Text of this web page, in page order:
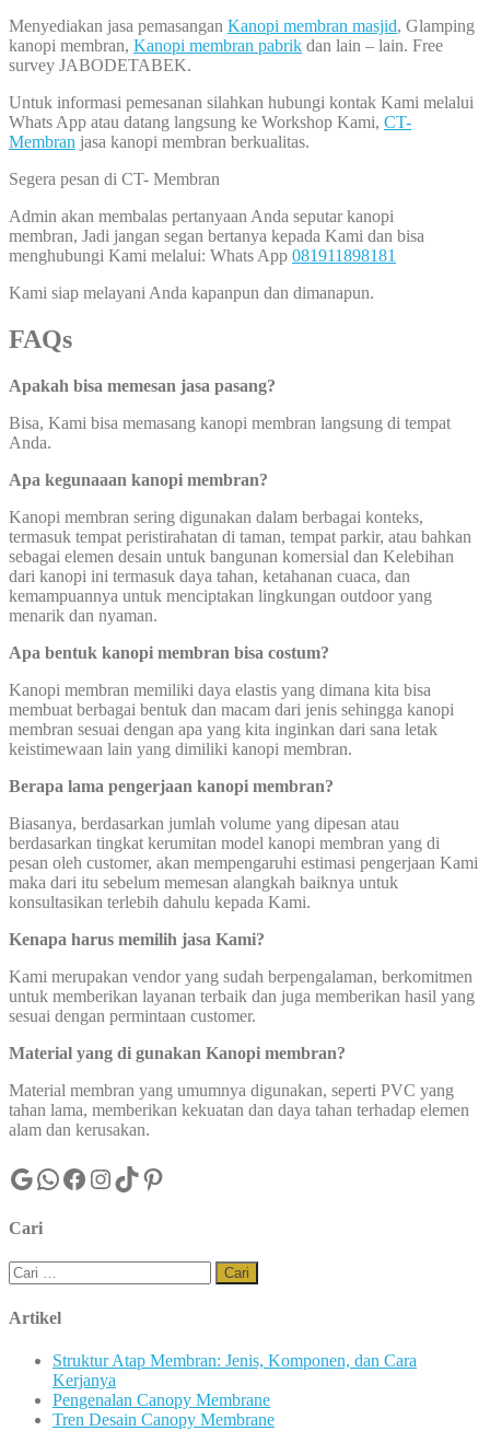
Menyediakan jasa pemasangan Kanopi membran masjid, Glamping
kanopi membran, Kanopi membran pabrik dan lain – lain. Free
survey JABODETABEK.
Untuk informasi pemesanan silahkan hubungi kontak Kami melalui
Whats App atau datang langsung ke Workshop Kami, CT-
Membran jasa kanopi membran berkualitas.
Segera pesan di CT- Membran
Admin akan membalas pertanyaan Anda seputar kanopi
membran, Jadi jangan segan bertanya kepada Kami dan bisa
menghubungi Kami melalui: Whats App 081911898181
Kami siap melayani Anda kapanpun dan dimanapun.
FAQs
Apakah bisa memesan jasa pasang?
Bisa, Kami bisa memasang kanopi membran langsung di tempat
Anda.
Apa kegunaaan kanopi membran?
Kanopi membran sering digunakan dalam berbagai konteks,
termasuk tempat peristirahatan di taman, tempat parkir, atau bahkan
sebagai elemen desain untuk bangunan komersial dan Kelebihan
dari kanopi ini termasuk daya tahan, ketahanan cuaca, dan
kemampuannya untuk menciptakan lingkungan outdoor yang
menarik dan nyaman.
Apa bentuk kanopi membran bisa costum?
Kanopi membran memiliki daya elastis yang dimana kita bisa
membuat berbagai bentuk dan macam dari jenis sehingga kanopi
membran sesuai dengan apa yang kita inginkan dari sana letak
keistimewaan lain yang dimiliki kanopi membran.
Berapa lama pengerjaan kanopi membran?
Biasanya, berdasarkan jumlah volume yang dipesan atau
berdasarkan tingkat kerumitan model kanopi membran yang di
pesan oleh customer, akan mempengaruhi estimasi pengerjaan Kami
maka dari itu sebelum memesan alangkah baiknya untuk
konsultasikan terlebih dahulu kepada Kami.
Kenapa harus memilih jasa Kami?
Kami merupakan vendor yang sudah berpengalaman, berkomitmen
untuk memberikan layanan terbaik dan juga memberikan hasil yang
sesuai dengan permintaan customer.
Material yang di gunakan Kanopi membran?
Material membran yang umumnya digunakan, seperti PVC yang
tahan lama, memberikan kekuatan dan daya tahan terhadap elemen
alam dan kerusakan.
Google
WhatsApp
Facebook
Instagram
TikTokPinterest
Cari
Cari
untuk:
Artikel
Struktur Atap Membran: Jenis, Komponen, dan Cara
Kerjanya
Pengenalan Canopy Membrane
Tren Desain Canopy Membrane